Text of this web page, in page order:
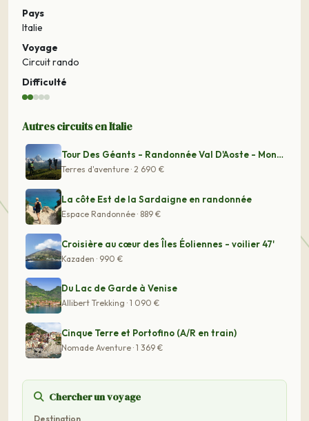
Pays
Italie
Voyage
Circuit rando
Difficulté
Autres circuits en Italie
Tour Des Géants - Randonnée Val D'Aoste - Mont Rose - M
Terres d'aventure · 2 690 €
La côte Est de la Sardaigne en randonnée
Espace Randonnée · 889 €
Croisière au cœur des Îles Éoliennes - voilier 47'
Kazaden · 990 €
Du Lac de Garde à Venise
Allibert Trekking · 1 090 €
Cinque Terre et Portofino (A/R en train)
Nomade Aventure · 1 369 €
Chercher un voyage
Destination